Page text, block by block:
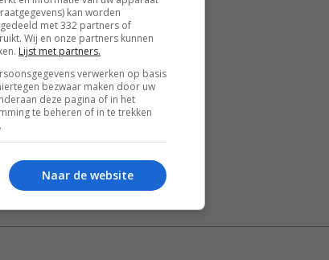
Gangen Gelegenheid
kan worden
met 332 partners of
Wij en onze partners kunnen
Lijst met partners.
verwerken op basis
bezwaar maken door uw
deze pagina of in het
te beheren of in te trekken
Naar de website